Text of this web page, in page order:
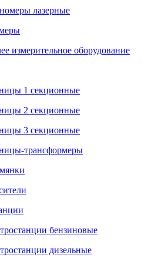
лазерные
измерительное оборудование
1 секционные
2 секционные
3 секционные
трансформеры
бензиновые
дизельные